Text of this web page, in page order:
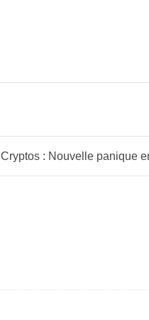
Cryptos : Nouvelle panique